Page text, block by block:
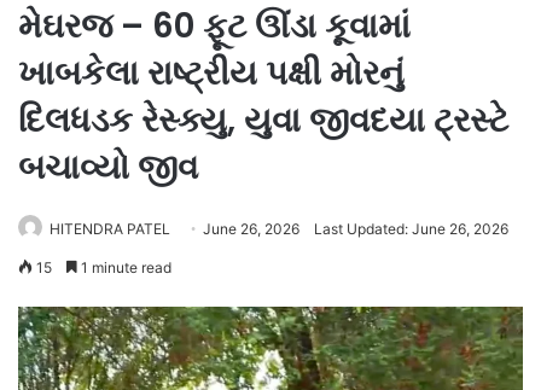
મેઘરજ – 60 ફૂટ ઊંડા કૂવામાં
ખાબકેલા રાષ્ટ્રીય પક્ષી મોરનું
દિલધડક રેસ્ક્યુ, યુવા જીવદયા ટ્રસ્ટે
બચાવ્યો જીવ
HITENDRA PATEL June 26, 2026 Last Updated: June 26, 2026
15 1 minute read